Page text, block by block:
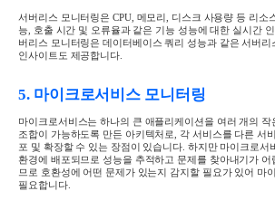
서버리스 모니터링은CPU, 메모리 디스크 사용량 등 리소
능
호출 시간 및 오류율과 같은 기능 성능에 대한 실시간
버리스 모니터링은 데이터베이스 쿼리 성능과 같은 서버
인사이트도 제공합니다
5. 마이크로서비스 모니터링
마이크로서비스는 하나의 큰 애플리케이션을 여러 개의
조합이 가능하도록 만든 아키텍처로
각 서비스를 다른 서
포 및 확장할 수 있는 장점이 있습니다. 하지만 마이크로서
환경에 배포되므로 성능을 추적하고 문제를 찾아내기가 어
므로 호환성에 어떤 문제가 있는지 감지할 필요가 있어 마
필요합니다.